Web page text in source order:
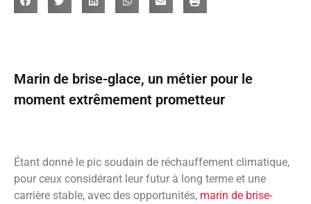
Marin de brise-glace, un métier pour le
moment extrêmement prometteur
Étant donné le pic soudain de réchauffement climatique,
pour ceux considérant leur futur à long terme et une
carrière stable, avec des opportunités, marin de brise-